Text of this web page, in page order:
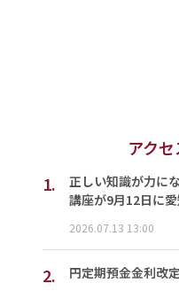
アク
1.
正しい知識が力に
講座が9月12日に
2026.07.13 13:00
2. 円定期預金金利改